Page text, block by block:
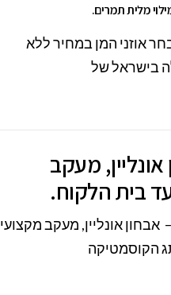
מלית תמרים.
אוזני המן במחיר ללא
בישראל של
אונליין, מעקב
בית הלקוח.
אבחון אונליין, מעקב מקצועי
הקוסמטיקה